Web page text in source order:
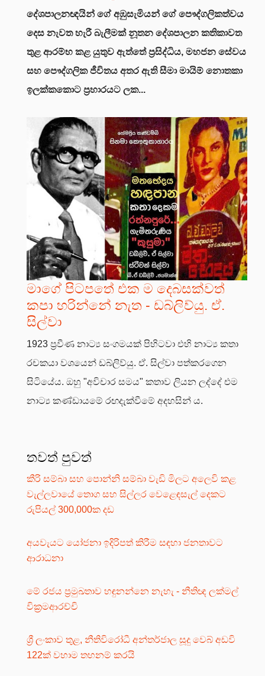
දේශපාලනඥයින් ගේ අඹුසැමියන් ගේ පෞද්ගලිකත්වය
දෙස නැවත හැරී බැලීමක්නූතන දේශපාලන කතිකාවත
තුළ ආරම්භ කළ යුතුව ඇත්තේ ප්‍රසිද්ධිය, මහජන සේවය
සහ පෞද්ගලික ජීවිතය අතර ඇති සීමා මායිම් නොතකා
ඉලක්කකොට ප්‍රහාරයට ලක...
මාගේ පිටපතේ එක ම දෙබසක්වත්
කපා හරින්නේ නැත - ඩබ්ලිව්යු. ඒ.
සිල්වා
1923 ප්‍රවීණ නාට්‍ය සංගමයක් පිහිටවා එහි නාට්‍ය කතා
රචකයා වශයෙන් ඩබ්ලිව්යු. ඒ. සිල්වා පත්කරගෙන
සිටියේය. ඔහු "අවිචාර සමය" කතාව ලියන ලද්දේ එම
නාට්‍ය කණ්ඩායමේ රඟදැක්වීමේ අදහසින් ය.
තවත් පුවත්
කීරි සම්බා සහ පොන්නි සම්බා වැඩි මිලට අලෙවි කළ
වැල්ලවායේ තොග සහ සිල්ලර වෙළෙඳසැල් දෙකට
රුපියල් 300,000ක දඩ
අයවැයට යෝජනා ඉදිරිපත් කිරීම සඳහා ජනතාවට
ආරාධනා
මේ රජය ප්‍රමුඛතාව හඳුනන්නෙ නැහැ - නීතිඥ ලක්මල්
වික්‍රමආරච්චි
ශ්‍රී ලංකාව තුළ, නීතිවිරෝධී අන්තර්ජාල සූදු වෙබ් අඩවි
122ක් වහාම තහනම් කරයි